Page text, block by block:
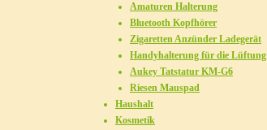
Amaturen Halterung
Bluetooth Kopfhörer
Zigaretten Anzünder Ladegerät
Handyhalterung für die Lüftung
Aukey Tatstatur KM-G6
Riesen Mauspad
Haushalt
Kosmetik